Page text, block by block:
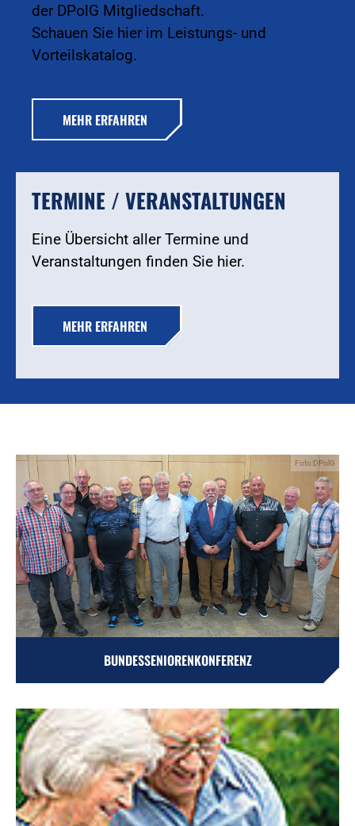
der DPolG Mitgliedschaft.
Schauen Sie hier im Leistungs- und
Vorteilskatalog.
MEHR ERFAHREN
TERMINE / VERANSTALTUNGEN
Eine Übersicht aller Termine und
Veranstaltungen finden Sie hier.
MEHR ERFAHREN
Foto:DPolG
BUNDESSENIORENKONFERENZ